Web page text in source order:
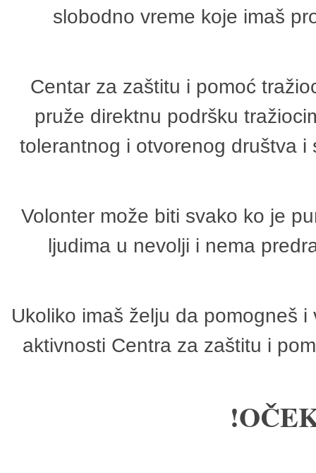
slobodno vreme koje imaš
Centar za zaštitu i pomoć
pruže direktnu podršku
tolerantnog i otvorenog društva
Volonter može biti svako ko je
ljudima u nevolji i nema
Ukoliko imaš želju da pomogneš
aktivnosti Centra za zaštitu i